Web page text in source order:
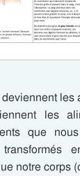
les
les
que
transformés
notre corps